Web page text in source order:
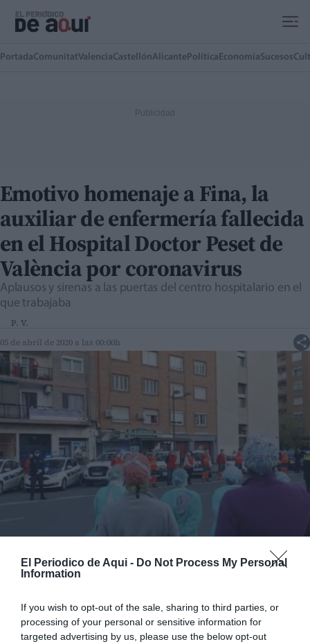
El Periodico de Aqui - Do Not Process My Personal
Information
If you wish to opt-out of the sale, sharing to third parties, or
processing of your personal or sensitive information for
targeted advertising by us, please use the below opt-out
PortadaComunitatValenciaCastellónAlicante Política EconomíaSucesos
Emotivo homenaje a Fina, la
auxiliar de enfermería fallecida
en el Hospital Doctor Peset de
València por coronavirus
Aplausos y sirenas a las puertas del centro hospitalario en el
que trabajaba
P. V.
05 de abril de 2020 a las 00:00h
Google de forma gratuita.
ACTIVAR AHORA